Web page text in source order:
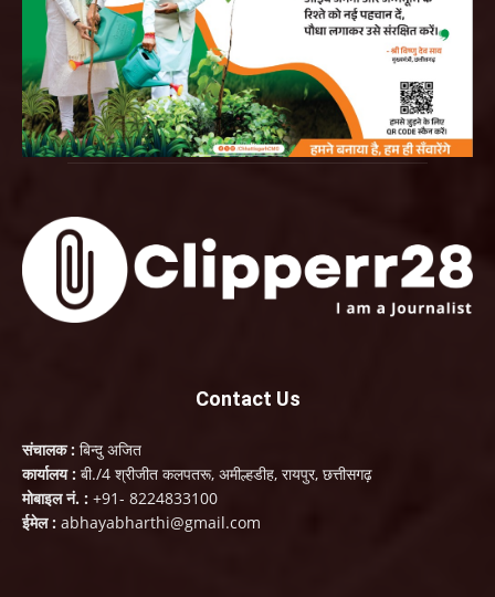
Contact Us
संचालक : बिन्दु अजित
कार्यालय : बी./4 श्रीजीत कलपतरू, अमील्हडीह, रायपुर, छत्तीसगढ़
मोबाइल नं. : +91- 8224833100
ईमेल : abhayabharthi@gmail.com